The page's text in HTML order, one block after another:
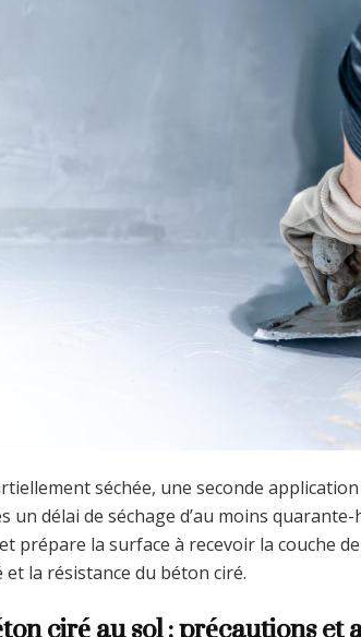
séchée, une seconde
un délai de séchage d’au moins
prépare la surface à recevoir la couche
la résistance du béton ciré.